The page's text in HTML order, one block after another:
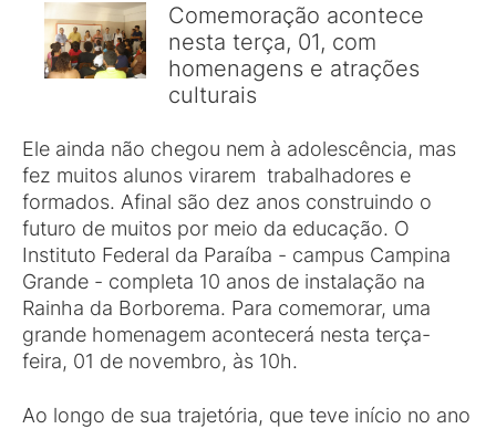
Comemoração acontece
nesta terça, 01, com
homenagens e atrações
culturais
Ele ainda não chegou nem à adolescência, mas
fez muitos alunos virarem trabalhadores e
formados. Afinal são dez anos construindo o
futuro de muitos por meio da educação. O
Instituto Federal da Paraíba - campus Campina
Grande - completa 10 anos de instalação na
Rainha da Borborema. Para comemorar, uma
grande homenagem acontecerá nesta terça-
feira, 01 de novembro, às 10h.
Ao longo de sua trajetória, que teve início no ano